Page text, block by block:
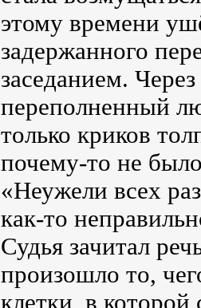
этому времени
задержанного
заседанием.
переполненный
только криков
почему-то не
«Неужели всех
как-то
Судья зачитал
произошло то,
клетки, в которой